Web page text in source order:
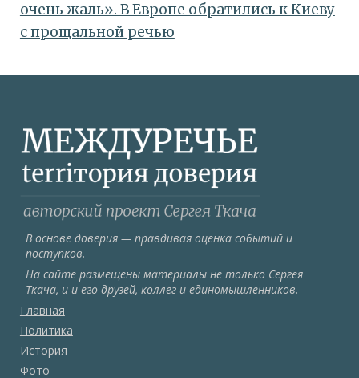
очень жаль». В Европе обратились к Киеву
с прощальной речью
В основе доверия — правдивая оценка событий и
поступков.
На сайте размещены материалы не только Сергея
Ткача, и и его друзей, коллег и единомышленников.
Главная
Политика
История
Фото